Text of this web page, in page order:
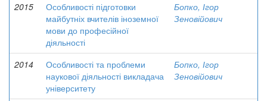
2015
Особливості підготовки
майбутніх вчителів іноземної
мови до професійної
діяльності
Бопко, Ігор
Зеновійович
2014
Особливості та проблеми
наукової діяльності викладача
університету
Бопко, Ігор
Зеновійович